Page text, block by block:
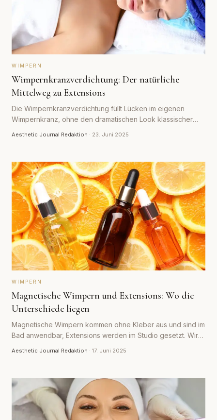
WIMPERN
Wimpernkranzverdichtung: Der natürliche
Mittelweg zu Extensions
Die Wimpernkranzverdichtung füllt Lücken im eigenen
Wimpernkranz, ohne den dramatischen Look klassischer
Aesthetic Journal Redaktion · 23. Juni 2025
WIMPERN
Magnetische Wimpern und Extensions: Wo die
Unterschiede liegen
Magnetische Wimpern kommen ohne Kleber aus und sind im
Bad anwendbar, Extensions werden im Studio gesetzt. Wir
Aesthetic Journal Redaktion · 17. Juni 2025